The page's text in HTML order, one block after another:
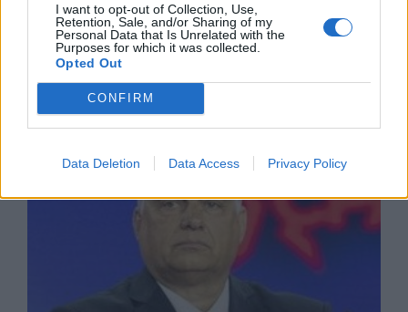
I want to opt-out of Collection, Use,
Retention, Sale, and/or Sharing of my
Personal Data that Is Unrelated with the
Purposes for which it was collected.
Opted Out
CONFIRM
Data Deletion Data Access Privacy Policy
Какви са вариантите за действие на
Путин сега
15.09.2022 / 09:00